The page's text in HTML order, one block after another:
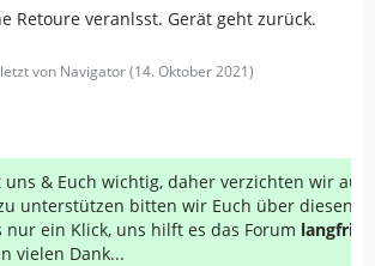
Retoure veranlsst. Gerät geht zurück.
von Navigator (14. Oktober 2021)
uns & Euch wichtig, daher verzichten wir auf
unterstützen bitten wir Euch über diesen
nur ein Klick, uns hilft es das Forum
vielen Dank...